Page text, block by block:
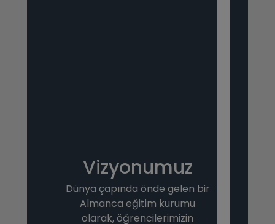
Vizyonumuz
Dünya çapında önde gelen bir
Almanca eğitim kurumu
olarak, öğrencilerimizin